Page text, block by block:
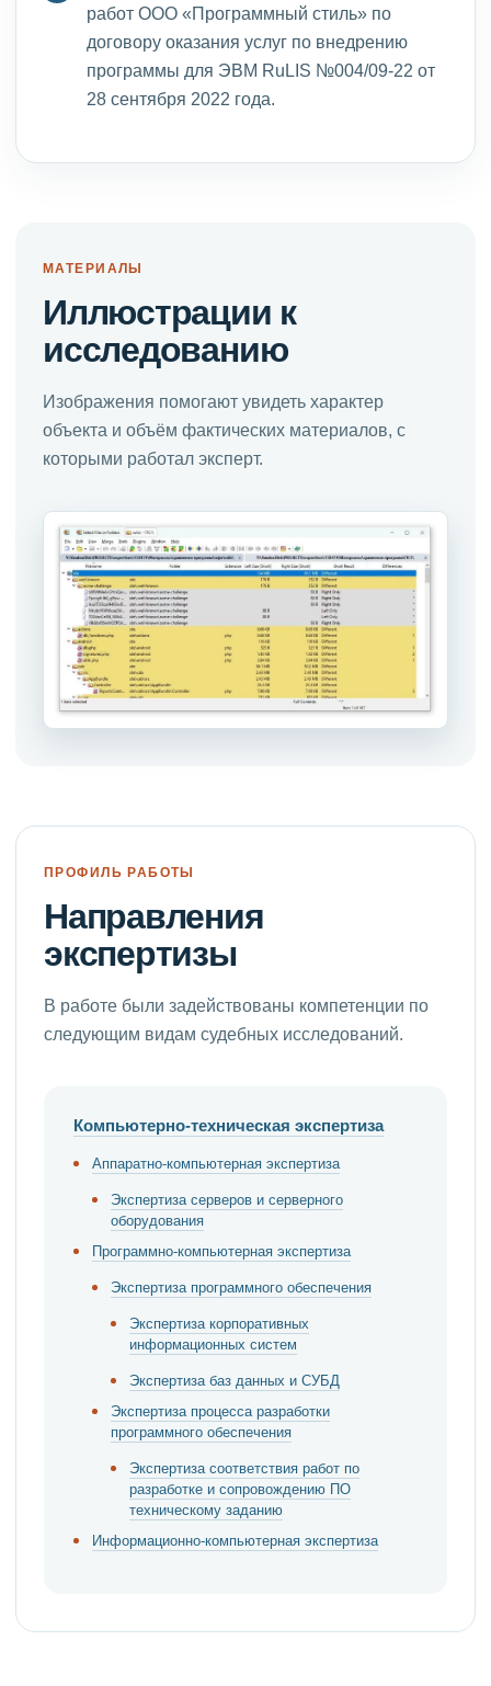
работ ООО «Программный стиль» по
договору оказания услуг по внедрению
программы для ЭВМ RuLIS №004/09-22 от
28 сентября 2022 года.
МАТЕРИАЛЫ
Иллюстрации к
исследованию
Изображения помогают увидеть характер
объекта и объём фактических материалов, с
которыми работал эксперт.
ПРОФИЛЬ РАБОТЫ
Направления
экспертизы
В работе были задействованы компетенции по
следующим видам судебных исследований.
Компьютерно-техническая экспертиза
Аппаратно-компьютерная экспертиза
Экспертиза серверов и серверного
оборудования
Программно-компьютерная экспертиза
Экспертиза программного обеспечения
Экспертиза корпоративных
информационных систем
Экспертиза баз данных и СУБД
Экспертиза процесса разработки
программного обеспечения
Экспертиза соответствия работ по
разработке и сопровождению ПО
техническому заданию
Информационно-компьютерная экспертиза